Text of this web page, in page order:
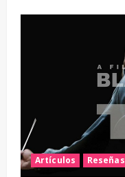
Artículos Reseñas